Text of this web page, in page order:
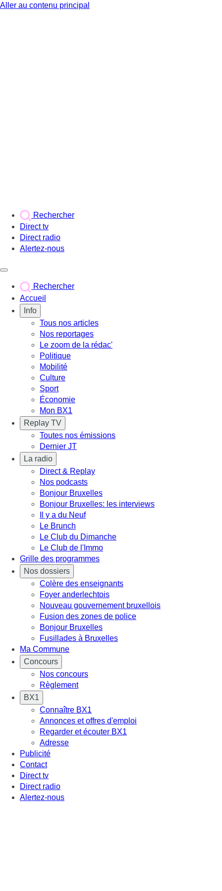
Aller au contenu principal
Rechercher
Direct tv
Direct radio
Alertez-nous
Rechercher
Accueil
Info
Tous nos articles
Nos reportages
Le zoom de la rédac'
Politique
Mobilité
Culture
Sport
Économie
Mon BX1
Replay TV
Toutes nos émissions
Dernier JT
La radio
Direct & Replay
Nos podcasts
Bonjour Bruxelles
Bonjour Bruxelles: les interviews
Il y a du Neuf
Le Brunch
Le Club du Dimanche
Le Club de l'Immo
Grille des programmes
Nos dossiers
Colère des enseignants
Foyer anderlechtois
Nouveau gouvernement bruxellois
Fusion des zones de police
Bonjour Bruxelles
Fusillades à Bruxelles
Ma Commune
Concours
Nos concours
Règlement
BX1
Connaître BX1
Annonces et offres d'emploi
Regarder et écouter BX1
Adresse
Publicité
Contact
Direct tv
Direct radio
Alertez-nous